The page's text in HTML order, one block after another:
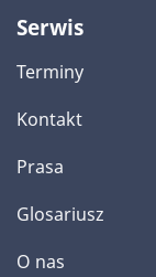
Serwis
Terminy
Kontakt
Prasa
Glosariusz
O nas